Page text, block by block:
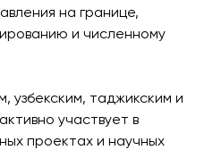
на границе,
и численному
узбекским, таджикским и
участвует в
проектах и научных